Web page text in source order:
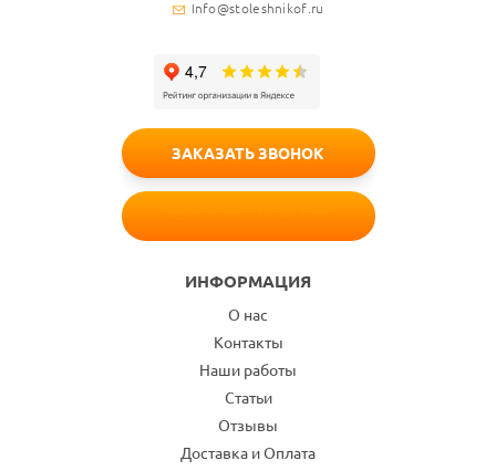
Info@stoleshnikof.ru
ИНФОРМАЦИЯ
О нас
Контакты
Наши работы
Статьи
Отзывы
Доставка и Оплата
ЗАКАЗАТЬ ЗВОНОК